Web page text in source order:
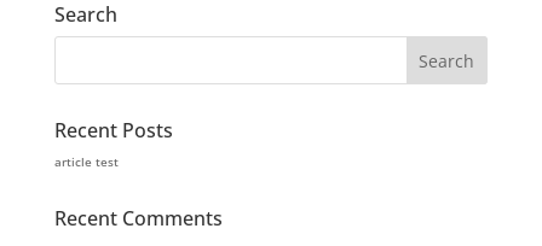
Search
Recent Posts
article test
Recent Comments